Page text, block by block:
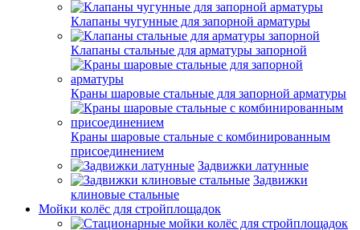
Клапаны чугунные для запорной арматуры
Клапаны стальные для арматуры запорной
Краны шаровые стальные для запорной арматуры
Краны шаровые стальные с комбинированным
присоединением
Задвижки латунные
Задвижки
клиновые стальные
Мойки колёс для стройплощадок